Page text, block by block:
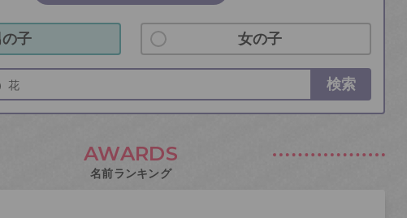
の子 女の子
検索
AWARDS
名前ランキング